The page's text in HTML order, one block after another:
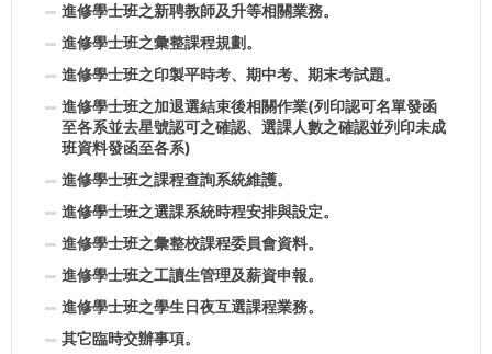
進修學士班之新聘教師及升等相關業務。
進修學士班之彙整課程規劃。
進修學士班之印製平時考、期中考、期末考試題。
進修學士班之加退選結束後相關作業(列印認可名單發函
至各系並去星號認可之確認、選課人數之確認並列印未成
班資料發函至各系)
進修學士班之課程查詢系統維護。
進修學士班之選課系統時程安排與設定。
進修學士班之彙整校課程委員會資料。
進修學士班之工讀生管理及薪資申報。
進修學士班之學生日夜互選課程業務。
其它臨時交辦事項。